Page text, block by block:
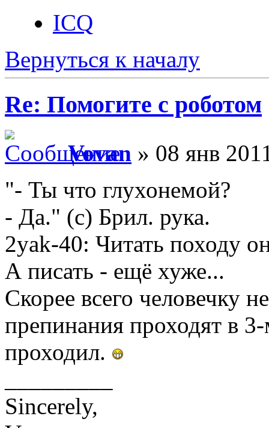
ICQ
Вернуться к началу
Re: Помогите с роботом
Vovan » 08 янв
"- Ты что глухонемой?
- Да." (с) Брил. рука.
2yak-40: Читать походу
А писать - ещё хуже...
Скорее всего человечку
препинания проходят в
проходил.
Sincerely,